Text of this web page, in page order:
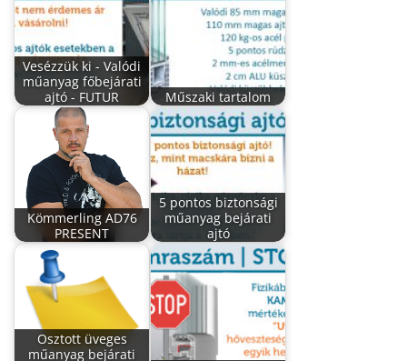
Vesézzük ki - Valódi
műanyag főbejárati
ajtó - FUTUR
Műszaki tartalom
Kömmerling AD76
PRESENT
5 pontos biztonsági
műanyag bejárati
ajtó
Osztott üveges
műanyag bejárati